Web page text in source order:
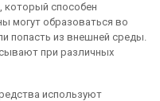
который способен
могут образоваться во
попасть из внешней среды.
при различных
используют